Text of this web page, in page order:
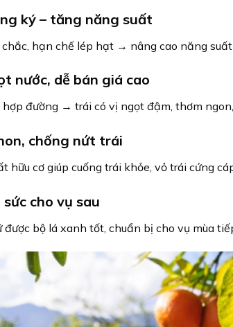
ký – tăng năng suất
hạn chế lép hạt → nâng cao năng suất
nước, dễ bán giá cao
đường → trái có vị ngọt đậm, thơm
chống nứt trái
hữu cơ giúp cuống trái khỏe, vỏ trái cứng
cho vụ sau
được bộ lá xanh tốt, chuẩn bị cho vụ mùa